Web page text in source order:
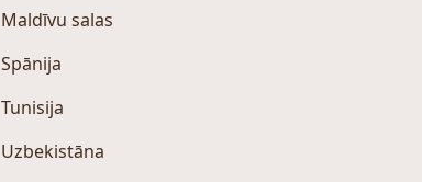
Maldīvu salas
Spānija
Tunisija
Uzbekistāna